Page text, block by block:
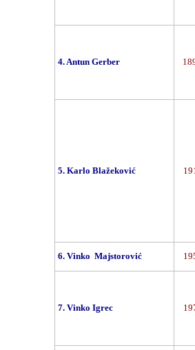
4. Antun Gerber
5. Karlo Blažeković
6. Vinko Majstorović
7. Vinko Igrec